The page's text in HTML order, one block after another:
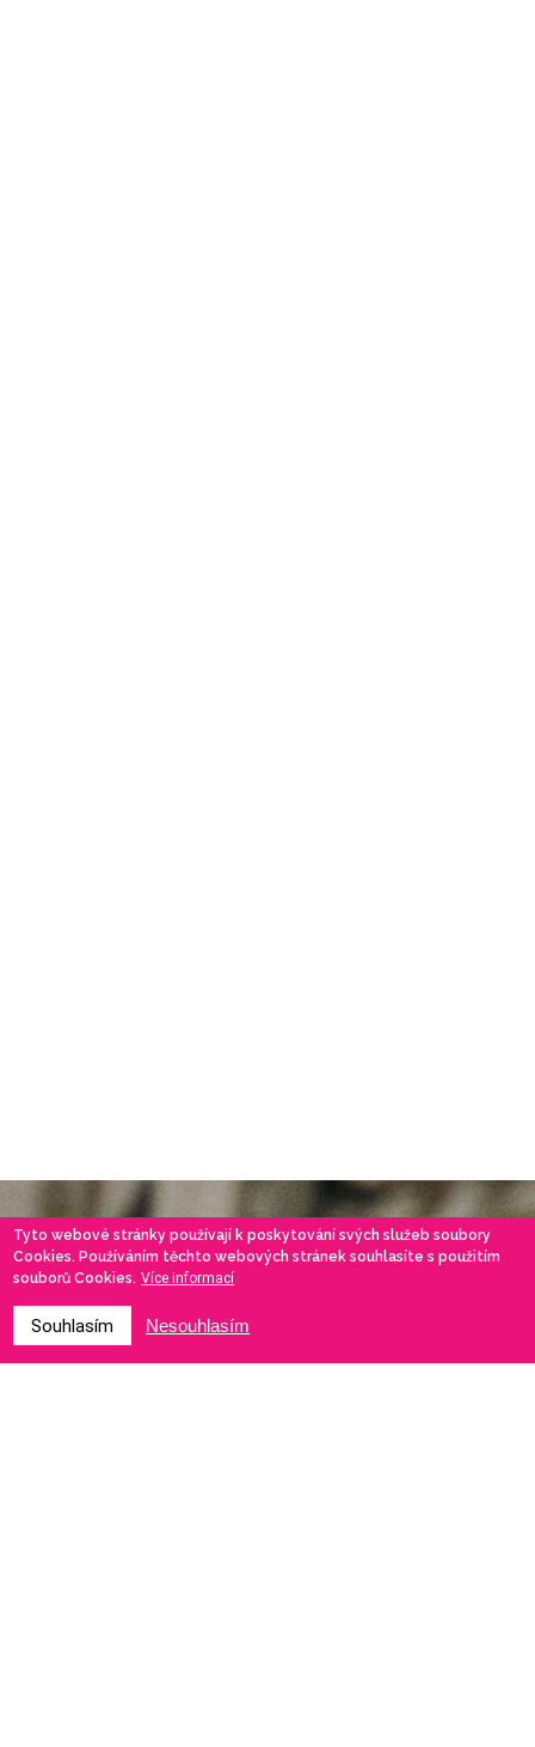
Tyto webové stránky používají k poskytování svých služeb soubory
Cookies. Používáním těchto webových stránek souhlasíte s použitím
souborů Cookies. Více informací
Souhlasím Nesouhlasím